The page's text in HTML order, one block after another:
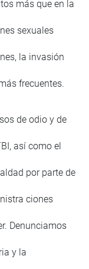
más que en la
sexuales
la invasión
frecuentes.
de odio y de
así como el
por parte de
ciones
Denunciamos
y la